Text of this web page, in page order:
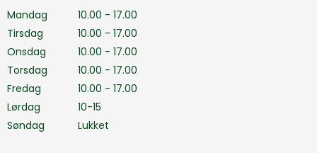
Mandag
10.00 - 17.00
Tirsdag
10.00 - 17.00
Onsdag
10.00 - 17.00
Torsdag
10.00 - 17.00
Fredag
10.00 - 17.00
Lørdag
10-15
Søndag
Lukket